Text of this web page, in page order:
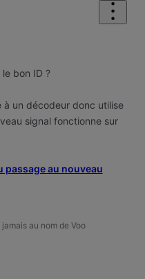
bon ID ?
à un décodeur donc utilise
signal fonctionne sur
passage au nouveau
au nom de Voo